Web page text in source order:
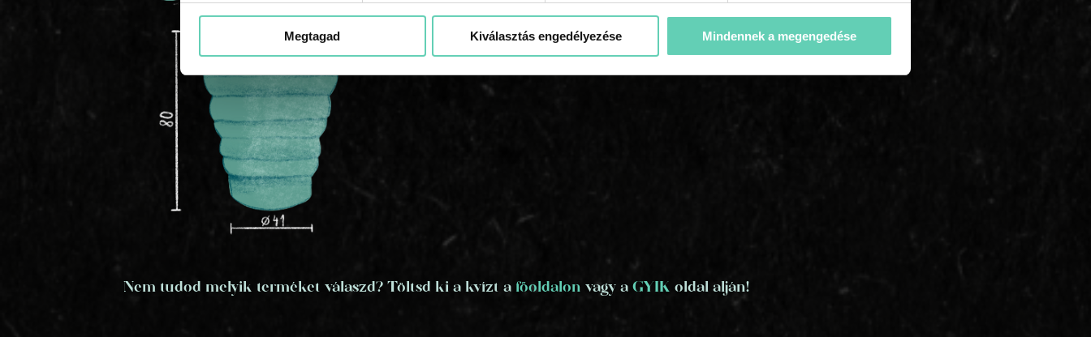
Megtagad Kiválasztás engedélyezése Mindennek a megengedése
Nem tudod melyik terméket válaszd? Töltsd ki a kvízt a főoldalon vagy aGYIK oldal alján!